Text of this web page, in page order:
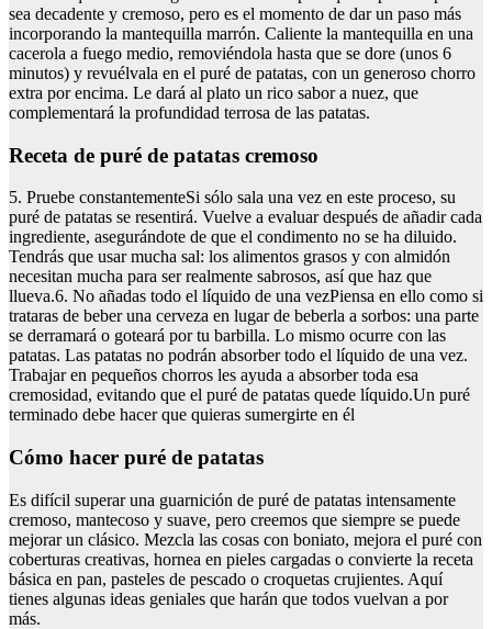
sea decadente y cremoso, pero es el momento de dar un paso más
incorporando la mantequilla marrón. Caliente la mantequilla en una
cacerola a fuego medio, removiéndola hasta que se dore (unos 6
minutos) y revuélvala en el puré de patatas, con un generoso chorro
extra por encima. Le dará al plato un rico sabor a nuez, que
complementará la profundidad terrosa de las patatas.
receta de puré de patatas cremoso
5. Pruebe constantementeSi sólo sala una vez en este proceso, su
puré de patatas se resentirá. Vuelve a evaluar después de añadir cada
ingrediente, asegurándote de que el condimento no se ha diluido.
Tendrás que usar mucha sal: los alimentos grasos y con almidón
necesitan mucha para ser realmente sabrosos, así que haz que
llueva.6. No añadas todo el líquido de una vezPiensa en ello como si
trataras de beber una cerveza en lugar de beberla a sorbos: una parte
se derramará o goteará por tu barbilla. Lo mismo ocurre con las
patatas. Las patatas no podrán absorber todo el líquido de una vez.
Trabajar en pequeños chorros les ayuda a absorber toda esa
cremosidad, evitando que el puré de patatas quede líquido.Un puré
terminado debe hacer que quieras sumergirte en él
cómo hacer puré de patatas
Es difícil superar una guarnición de puré de patatas intensamente
cremoso, mantecoso y suave, pero creemos que siempre se puede
mejorar un clásico. Mezcla las cosas con boniato, mejora el puré con
coberturas creativas, hornea en pieles cargadas o convierte la receta
básica en pan, pasteles de pescado o croquetas crujientes. Aquí
tienes algunas ideas geniales que harán que todos vuelvan a por
más.